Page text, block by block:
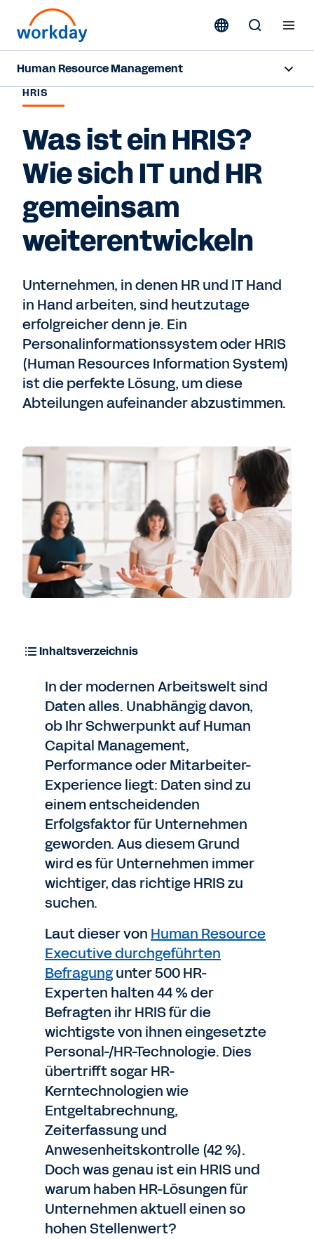
Human Resource Management
Übersicht
Funktionen
Ressourcen
Kontaktieren Sie uns
HRIS
Was ist ein HRIS?
Wie sich IT und HR
gemeinsam
weiterentwickeln
Unternehmen, in denen HR und IT Hand
in Hand arbeiten, sind heutzutage
erfolgreicher denn je. Ein
Personalinformationssystem oder HRIS
(Human Resources Information System)
ist die perfekte Lösung, um diese
Abteilungen aufeinander abzustimmen.
Inhaltsverzeichnis
In der modernen Arbeitswelt sind
Daten alles. Unabhängig davon,
ob Ihr Schwerpunkt auf Human
Capital Management,
Performance oder Mitarbeiter-
Experience liegt: Daten sind zu
einem entscheidenden
Erfolgsfaktor für Unternehmen
geworden. Aus diesem Grund
wird es für Unternehmen immer
wichtiger, das richtige HRIS zu
suchen.
Laut dieser von Human Resource
Executive durchgeführten
Befragungunter 500 HR-
Experten halten 44 % der
Befragten ihr HRIS für die
wichtigste von ihnen eingesetzte
Personal-/HR-Technologie. Dies
übertrifft sogar HR-
Kerntechnologien wie
Entgeltabrechnung,
Zeiterfassung und
Anwesenheitskontrolle (42 %).
Doch was genau ist ein HRIS und
warum haben HR-Lösungen für
Unternehmen aktuell einen so
hohen Stellenwert?